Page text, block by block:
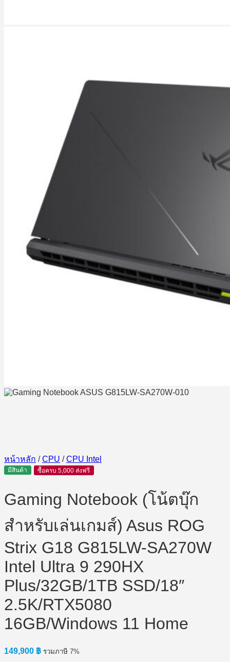
หน้าหลัก / CPU / CPU Intel
มีสินค้า ซื้อครบ 5,000 ส่งฟรี
Gaming Notebook (โน้ตบุ๊ก
สำหรับเล่นเกมส์) Asus ROG
Strix G18 G815LW-SA270W
Intel Ultra 9 290HX
Plus/32GB/1TB SSD/18″
2.5K/RTX5080
16GB/Windows 11 Home
149,900 ฿ รวมภาษี 7%